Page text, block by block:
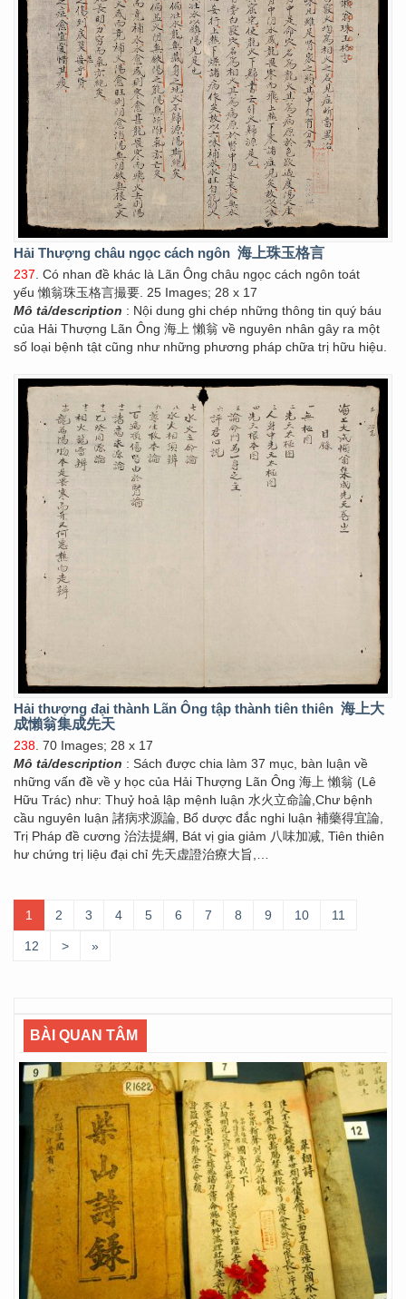
Hải Thượng châu ngọc cách ngôn 海上珠玉格言
237. Có nhan đề khác là Lãn Ông châu ngọc cách ngôn toát
yếu 懶翁珠玉格言撮要. 25 Images; 28 x 17
Mô tả/description : Nội dung ghi chép những thông tin quý báu
của Hải Thượng Lãn Ông 海上 懶翁 về nguyên nhân gây ra một
số loại bệnh tật cũng như những phương pháp chữa trị hữu hiệu.
Hải thượng đại thành Lãn Ông tập thành tiên thiên 海上大
成懶翁集成先天
238 . 70 Images; 28 x 17
Mô tả/description : Sách được chia làm 37 mục, bàn luận về
những vấn đề về y học của Hải Thượng Lãn Ông 海上 懶翁 (Lê
Hữu Trác) như: Thuỷ hoả lập mệnh luận 水火立命論,Chư bệnh
cầu nguyên luận 諸病求源論, Bổ dược đắc nghi luận 補藥得宜論,
Trị Pháp đề cương 治法提綱, Bát vị gia giảm 八味加减, Tiên thiên
hư chứng trị liệu đại chỉ 先天虚證治療大旨,…
1 2 3 4 5 6 7 8 9 10 11
12 > »
BÀI QUAN TÂM